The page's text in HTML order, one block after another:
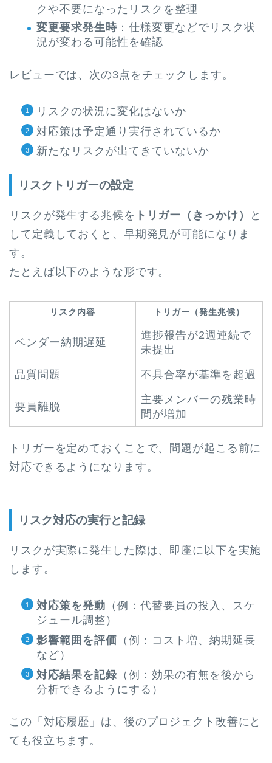
クや不要になったリスクを整理
変更要求発生時 ：仕様変更などでリスク状
況が変わる可能性を確認
レビューでは、次の3点をチェックします。
リスクの状況に変化はないか
対応策は予定通り実行されているか
新たなリスクが出てきていないか
リスクトリガーの設定
リスクが発生する兆候を トリガー（きっかけ）
と
して定義しておくと、早期発見が可能になりま
す。
たとえば以下のような形です。
リスク内容 トリガー（発生兆候）
ベンダー納期遅延
進捗報告が2週連続で
未提出
品質問題 不具合率が基準を超過
要員離脱
主要メンバーの残業時
間が増加
トリガーを定めておくことで、問題が起こる前に
対応できるようになります。
リスク対応の実行と記録
リスクが実際に発生した際は、即座に以下を実施
します。
対応策を発動 （例：代替要員の投入、スケ
ジュール調整）
影響範囲を評価 （例：コスト増、納期延長
など）
対応結果を記録 （例：効果の有無を後から
分析できるようにする）
この「対応履歴」は、後のプロジェクト改善にと
ても役立ちます。